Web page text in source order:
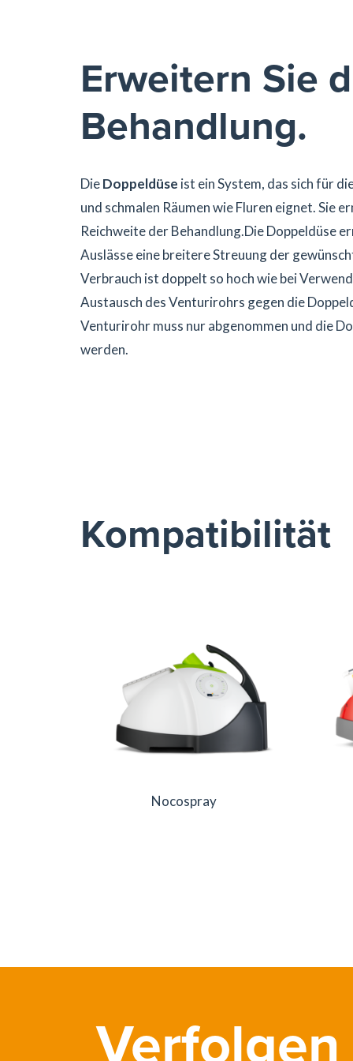
Erweitern Sie
Behandlung.
DieDoppeldüse ist ein System, das sich für
und schmalen Räumen wie Fluren eignet. Sie
Reichweite der Behandlung.Die Doppeldüse
Auslässe eine breitere Streuung der
Verbrauch ist doppelt so hoch wie bei
Austausch des Venturirohrs gegen die
Venturirohr muss nur abgenommen und die
werden.
Kompatibilität
Nocospray